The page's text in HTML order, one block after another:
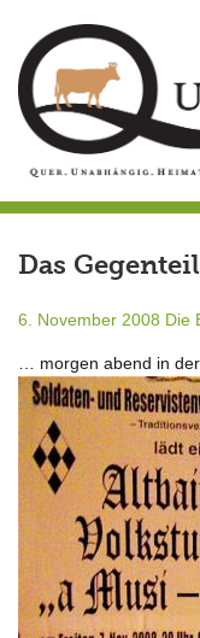
content
Das
6. November 2008 Die
… morgen abend in